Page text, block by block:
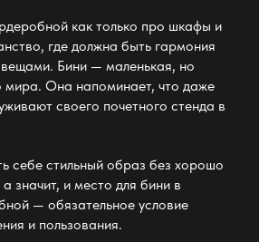
как только про шкафы и
где должна быть гармония
Бини — маленькая, но
мира. Она напоминает, что даже
своего почетного стенда в
себе стильный образ без хорошо
значит, и место для бини в
— обязательное условие
и пользования.